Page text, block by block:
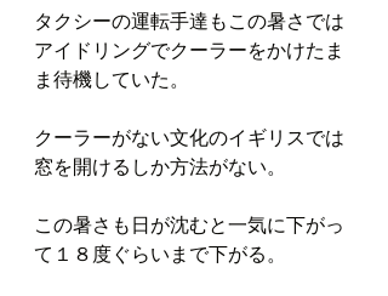
タクシーの運転手達もこの暑さでは
アイドリングでクーラーをかけたま
ま待機していた。
クーラーがない文化のイギリスでは
窓を開けるしか方法がない。
この暑さも日が沈むと一気に下がっ
て１８度ぐらいまで下がる。